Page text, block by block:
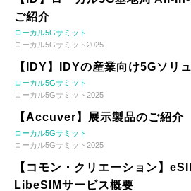
ご紹介
ローカル5Gサミット
ローカル5Gサミット2025
【IDY】IDYの産業向け5Gソリ
ローカル5Gサミット
ローカル5Gサミット2025
【Accuver】展示製品のご紹介
ローカル5Gサミット
ローカル5Gサミット2025
【コモン・クリエーション】
LibeSIMサービス概要